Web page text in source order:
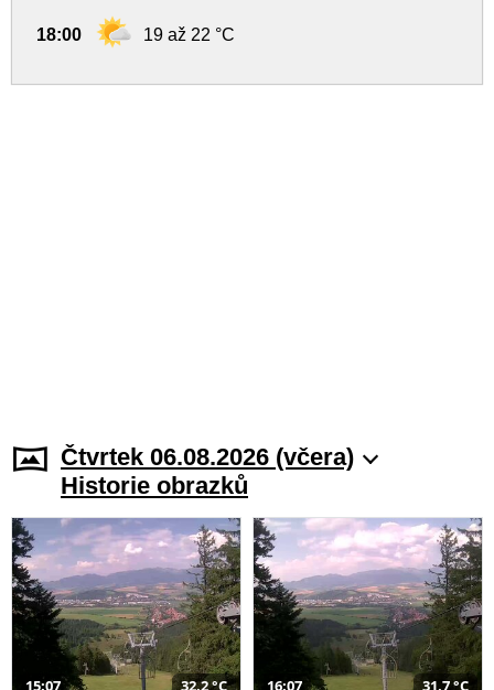
18:00 19 až 22 °C
Čtvrtek 06.08.2026 (včera)
Historie obrazků
15:07 32,2 °C 16:07 31,7 °C